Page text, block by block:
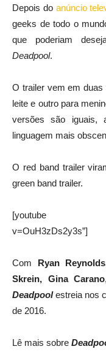
Depois do anúncio
geeks de todo o
que poderiam
Deadpool.
O trailer vem em
leite e outro para
versões são iguais,
linguagem mais
O red band trailer
green band trailer.
[youtube
v=OuH3zDs2y3s”]
Com Ryan
Skrein, Gina Carano
Deadpoolestreia nos
de 2016.
Lê mais sobre